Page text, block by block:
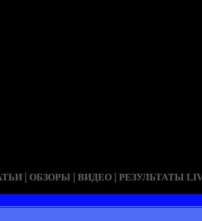
| ОБЗОРЫ | ВИДЕО | РЕЗУЛЬТАТЫ